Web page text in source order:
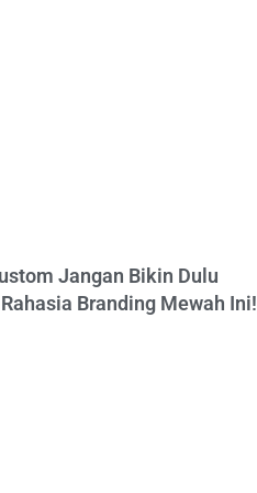
Jangan Bikin Dulu
Branding Mewah Ini!